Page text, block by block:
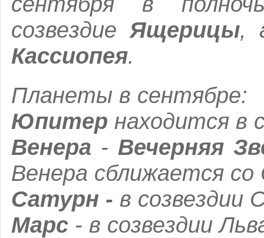
созвездие Ящерицы,
Кассиопея.
Планеты в сентябре:
Юпитер находится в
Венера - Вечерняя
Венера сближается со
Сатурн - в созвездии
Марс - в созвездии